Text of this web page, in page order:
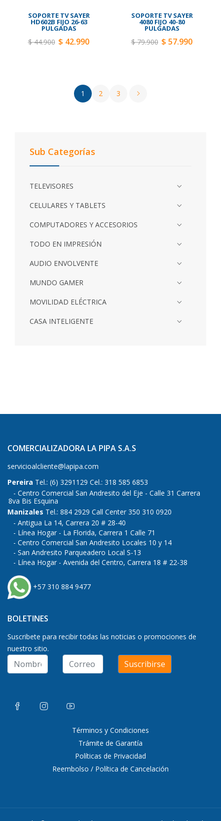
SOPORTE TV SAYER
HD602B FIJO 26-63
PULGADAS
$ 44.900 $ 42.990
SOPORTE TV SAYER
4080 FIJO 40-80
PULGADAS
$ 79.900 $ 57.990
1 2 3
Sub Categorías
TELEVISORES
CELULARES Y TABLETS
COMPUTADORES Y ACCESORIOS
TODO EN IMPRESIÓN
AUDIO ENVOLVENTE
MUNDO GAMER
MOVILIDAD ELÉCTRICA
CASA INTELIGENTE
COMERCIALIZADORA LA PIPA S.A.S
servicioalcliente@lapipa.com
Pereira Tel.: (6) 3291129 Cel.: 318 585 6853
Centro Comercial San Andresito del Eje - Calle 31 Carrera
8va Bis Esquina
Manizales Tel.: 884 2929 Call Center 350 310 0920
Antigua La 14, Carrera 20 # 28-40
Línea Hogar - La Florida, Carrera 1 Calle 71
Centro Comercial San Andresito Locales 10 y 14
San Andresito Parqueadero Local S-13
Línea Hogar - Avenida del Centro, Carrera 18 # 22-38
+57 310 884 9477
BOLETINES
Suscribete para recibir todas las noticias o promociones de
nuestro sitio.
Suscribirse
Términos y Condiciones
Trámite de Garantía
Políticas de Privacidad
Reembolso / Política de Cancelación